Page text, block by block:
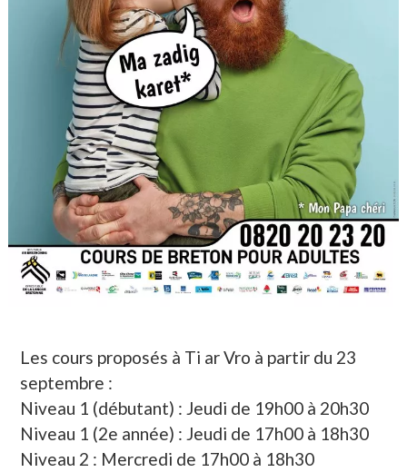
Les cours proposés à Ti ar Vro à partir du 23
septembre :
Niveau 1 (débutant) : Jeudi de 19h00 à 20h30
Niveau 1 (2e année) : Jeudi de 17h00 à 18h30
Niveau 2 : Mercredi de 17h00 à 18h30